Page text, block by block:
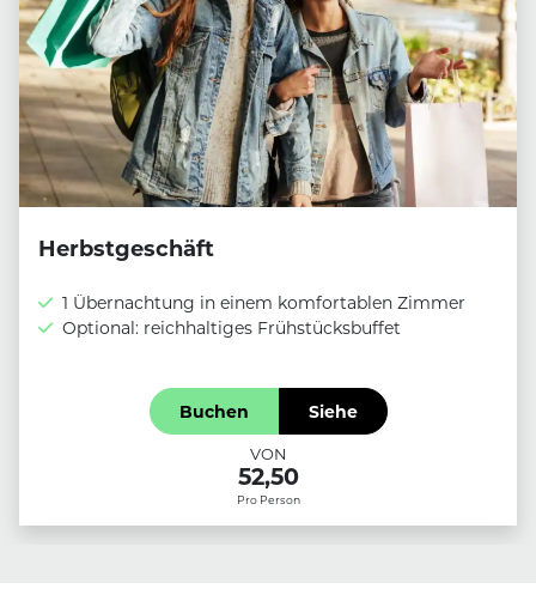
Herbstgeschäft
1 Übernachtung in einem komfortablen Zimmer
Optional: reichhaltiges Frühstücksbuffet
Buchen Siehe
VON
52,50
Pro Person